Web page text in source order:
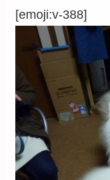
[emoji:v-388]